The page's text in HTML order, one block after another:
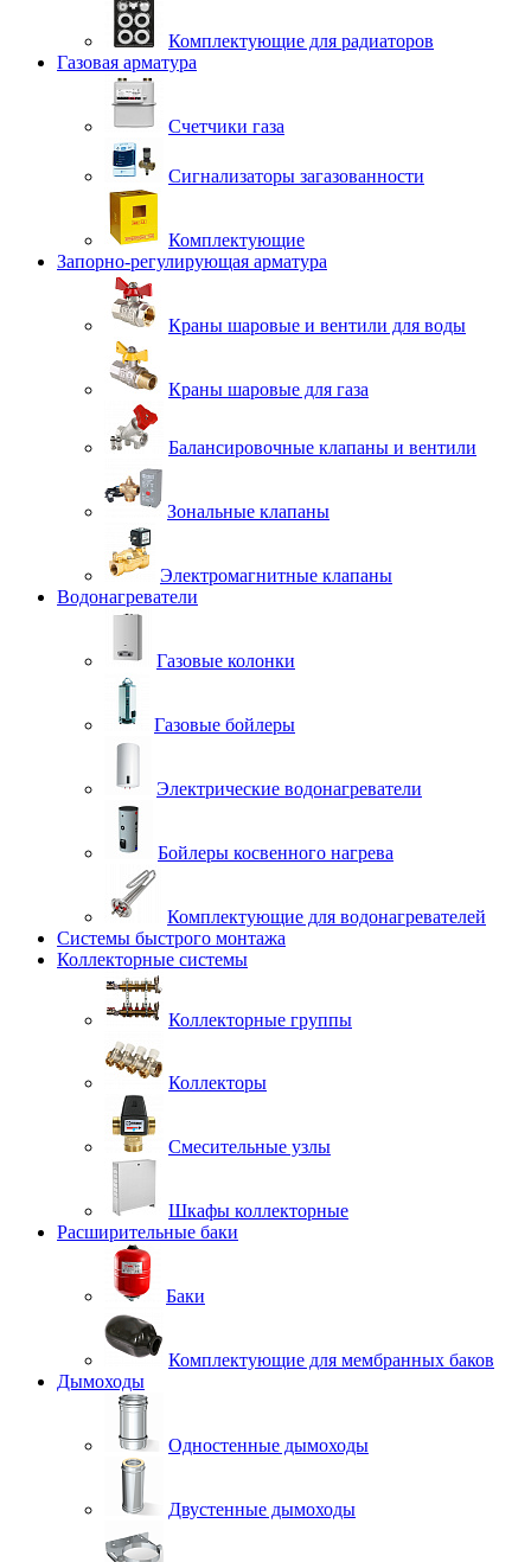
Комплектующие для радиаторов
Газовая арматура
Счетчики газа
Сигнализаторы загазованности
Комплектующие
Запорно-регулирующая арматура
Краны шаровые и вентили для воды
Краны шаровые для газа
Балансировочные клапаны и вентили
Зональные клапаны
Электромагнитные клапаны
Водонагреватели
Газовые колонки
Газовые бойлеры
Электрические водонагреватели
Бойлеры косвенного нагрева
Комплектующие для водонагревателей
Системы быстрого монтажа
Коллекторные системы
Коллекторные группы
Коллекторы
Смесительные узлы
Шкафы коллекторные
Расширительные баки
Баки
Комплектующие для мембранных баков
Дымоходы
Одностенные дымоходы
Двустенные дымоходы